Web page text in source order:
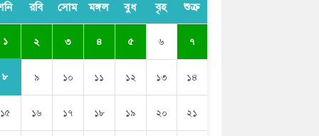
রবি সোম মঙ্গল বুধ বৃহ শুক্র
১ ২ ৩ ৪ ৫ ৬ ৭
৮ ৯ ১০ ১১ ১২ ১৩ ১৪
১৫ ১৬ ১৭ ১৮ ১৯ ২০ ২১